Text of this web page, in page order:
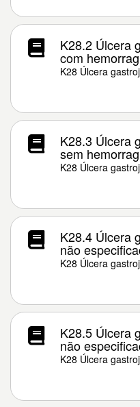
K28.2 Úlcera
com
K28 Úlcera
K28.3 Úlcera
sem
K28 Úlcera
K28.4 Úlcera
não
K28 Úlcera
K28.5 Úlcera
não
K28 Úlcera